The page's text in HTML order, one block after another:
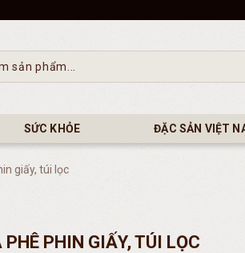
SỨC KHỎE ĐẶC SẢN VIỆT
giấy, túi lọc
PHÊ PHIN GIẤY, TÚI LỌC